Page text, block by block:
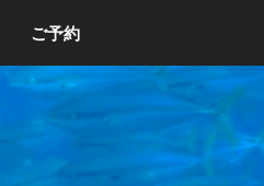
ご予約